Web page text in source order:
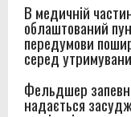
В медичній
облаштований
передумови
серед
Фельдшер
надається